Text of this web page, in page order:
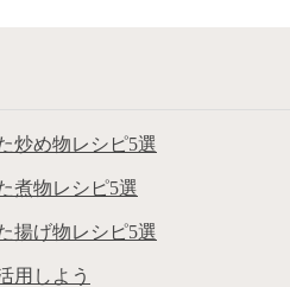
炒め物レシピ5選
煮物レシピ5選
揚げ物レシピ5選
用しよう